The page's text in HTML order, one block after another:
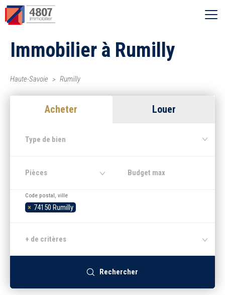
Vente
Location
Estimer
Recherche par ville
Ouvrir le menu
Immobilier à Rumilly
Haute-Savoie Rumilly
Acheter Louer
Type de bien
Pièces
× 74150 Rumilly
Code postal, ville
+ de critères
Rechercher